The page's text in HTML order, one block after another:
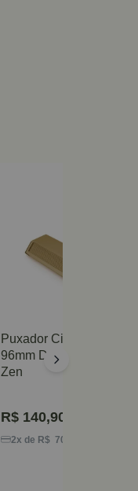
Puxador Citizen 45°
96mm Dourado Matte
Zen
R$140,90
2x de R$ 70,45